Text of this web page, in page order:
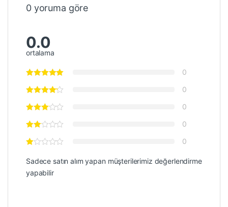
0 yoruma göre
0.0
ortalama
0
0
0
0
0
Sadece satın alım yapan müşterilerimiz değerlendirme
yapabilir